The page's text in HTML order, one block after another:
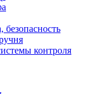
контроля